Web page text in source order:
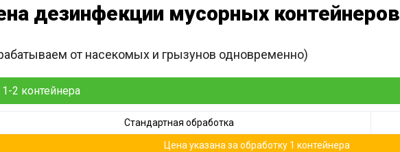
дезинфекции мусорных контейнеров
от насекомых и грызунов одновременно)
1-2 контейнера
Стандартная обработка
Цена указана за обработку 1 контейнера